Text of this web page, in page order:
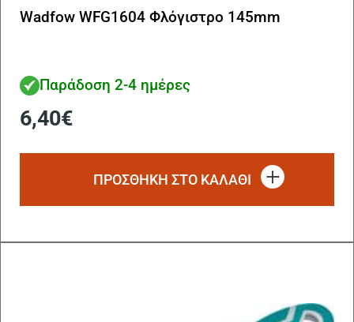
Wadfow WFG1604 Φλόγιστρο 145mm
Παράδοση 2-4 ημέρες
6,40€
ΠΡΟΣΘΗΚΗ ΣΤΟ ΚΑΛΑΘΙ